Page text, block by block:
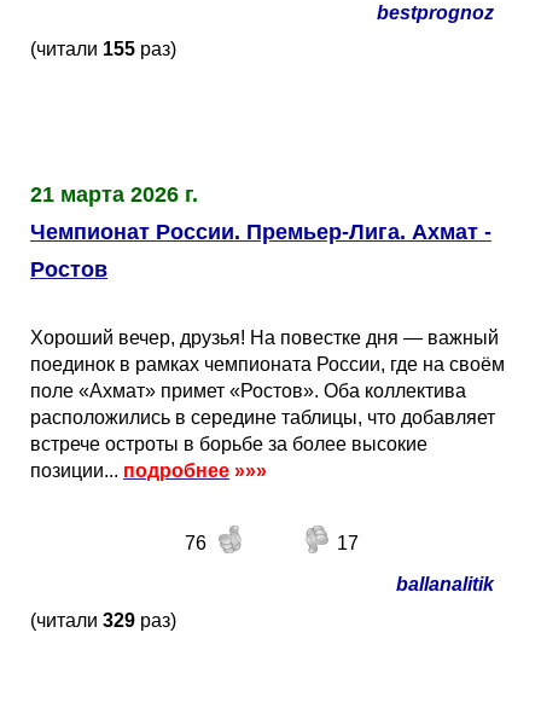
bestprognoz
(читали 155 раз)
21 марта 2026 г.
Чемпионат России. Премьер-Лига. Ахмат -
Ростов
Хороший вечер, друзья! На повестке дня — важный
поединок в рамках чемпионата России, где на своём
поле «Ахмат» примет «Ростов». Оба коллектива
расположились в середине таблицы, что добавляет
встрече остроты в борьбе за более высокие
позиции... подробнее »»»
76
17
ballanalitik
(читали 329 раз)